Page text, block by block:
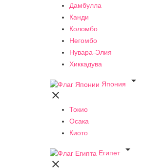
Дамбулла
Канди
Коломбо
Негомбо
Нувара-Элия
Хиккадува
Япония


Токио
Осака
Киото
Египет

